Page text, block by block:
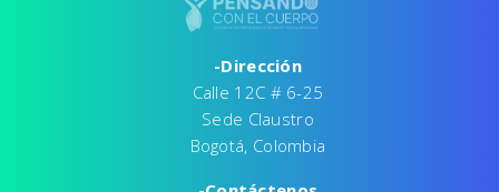
-Dirección
Calle 12C # 6-25
Sede Claustro
Bogotá, Colombia